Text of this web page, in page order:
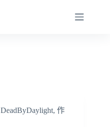
DeadByDaylight, 作